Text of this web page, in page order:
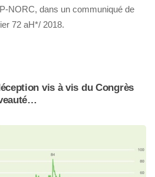
NORC, dans un communiqué de
72 aH*/ 2018.
vis à vis du Congrès